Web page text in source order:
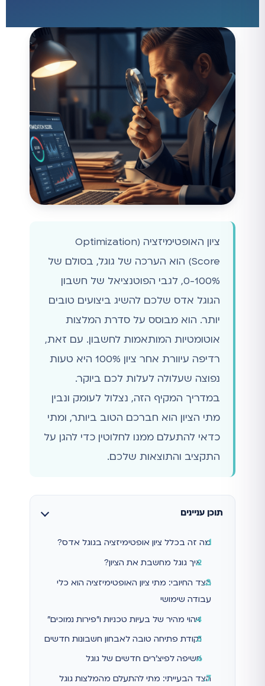
ציון האופטימיזציה (Optimization
Score) הוא הערכה של גוגל, בסולם של
0-100%, לגבי הפוטנציאל של חשבון
הגוגל אדס שלכם להשיג ביצועים טובים
יותר. הוא מבוסס על סדרת המלצות
אוטומטיות המותאמות לחשבון. עם זאת,
רדיפה עיוורת אחר ציון 100% היא טעות
נפוצה שעלולה לעלות לכם ביוקר.
במדריך המקיף הזה, נצלול לעומק ונבין
מתי הציון הוא חברכם הטוב ביותר, ומתי
כדאי להתעלם ממנו לחלוטין כדי להגן על
התקציב והתוצאות שלכם.
תוכן עניינים
מה זה בכלל ציון אופטימיזציה בגוגל אדס?
איך גוגל מחשבת את הציון?
הצד החיובי: מתי ציון האופטימיזציה הוא כלי
עבודה שימושי
זיהוי מהיר של בעיות טכניות ו"פירות נמוכים"
נקודת פתיחה טובה לאבחון חשבונות חדשים
חשיפה לפיצ'רים חדשים של גוגל
הצד הבעייתי: מתי להתעלם מהמלצות גוגל